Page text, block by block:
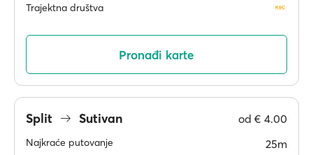
Trajektna društva
Pronađi karte
Split Sutivan od € 4.00
Najkraće putovanje 25m